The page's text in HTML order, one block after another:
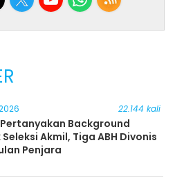
22.144 kali
Background
Akmil, Tiga ABH Divonis
Penjara